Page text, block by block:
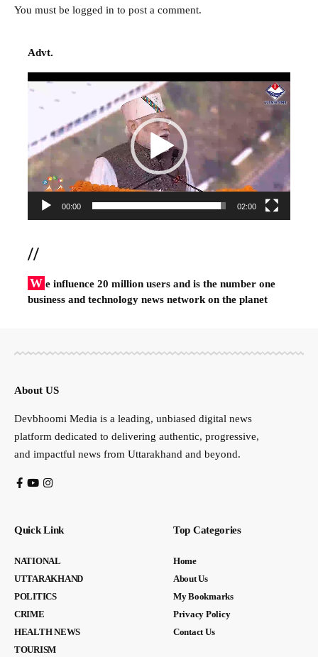
You must be logged in to post a comment.
Advt.
Video
00:00 02:00
//
W e influence 20 million users and is the number one
business and technology news network on the planet
About US
Devbhoomi Media is a leading, unbiased digital news
platform dedicated to delivering authentic, progressive,
and impactful news from Uttarakhand and beyond.
Quick Link
NATIONAL
UTTARAKHAND
POLITICS
CRIME
HEALTH NEWS
TOURISM
Top Categories
Home
About Us
My Bookmarks
Privacy Policy
Contact Us